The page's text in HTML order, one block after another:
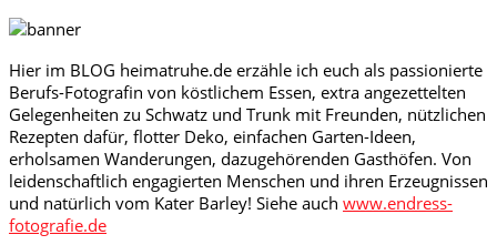
Hier im BLOG heimatruhe.de erzähle ich euch als passionierte
Berufs-Fotografin von köstlichem Essen, extra angezettelten
Gelegenheiten zu Schwatz und Trunk mit Freunden, nützlichen
Rezepten dafür, flotter Deko, einfachen Garten-Ideen,
erholsamen Wanderungen, dazugehörenden Gasthöfen. Von
leidenschaftlich engagierten Menschen und ihren Erzeugnissen
und natürlich vom Kater Barley! Siehe auch www.endress-
fotografie.de